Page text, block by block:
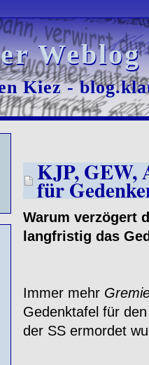
Kiez -
Kiez -
KJP, GEW,
für
Warum verzögert
langfristig das
Immer mehr
Gedenktafel für
der SS ermordet